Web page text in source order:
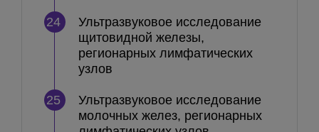
24
Ультразвуковое исследование
щитовидной железы,
регионарных лимфатических
узлов
25
Ультразвуковое исследование
молочных желез, регионарных